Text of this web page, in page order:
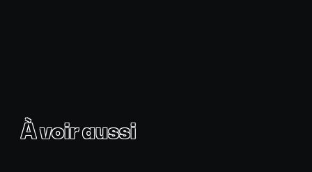
À voir aussi